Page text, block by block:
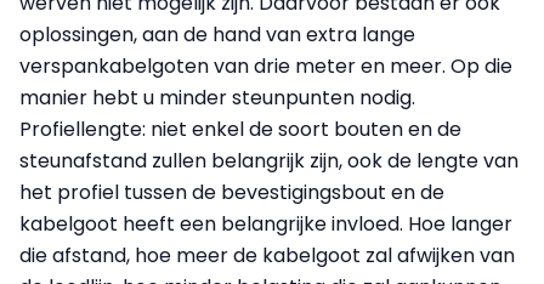
oplossingen, aan de hand van extra lange
verspankabelgoten van drie meter en meer. Op die
manier hebt u minder steunpunten nodig.
Profiellengte: niet enkel de soort bouten en de
steunafstand zullen belangrijk zijn, ook de lengte van
het profiel tussen de bevestigingsbout en de
kabelgoot heeft een belangrijke invloed. Hoe langer
die afstand, hoe meer de kabelgoot zal afwijken van